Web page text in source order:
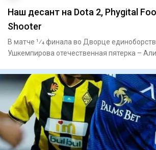
Наш десант на Dota 2, Phygital
Shooter
В матче 1⁄4 финала во Дворце
Ушкемпирова отечественная пятерка –